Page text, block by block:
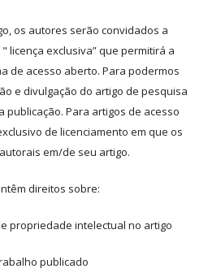
os autores serão convidados a
licença exclusiva” que permitirá a
de acesso aberto. Para podermos
e divulgação do artigo de pesquisa
Para artigos de acesso
de licenciamento em que os
em/de seu artigo.
direitos sobre:
propriedade intelectual no artigo
publicado